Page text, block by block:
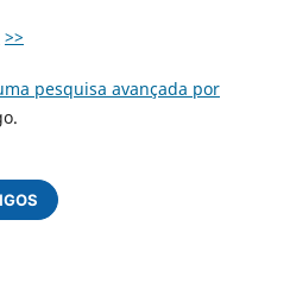
>>
pesquisa avançada por